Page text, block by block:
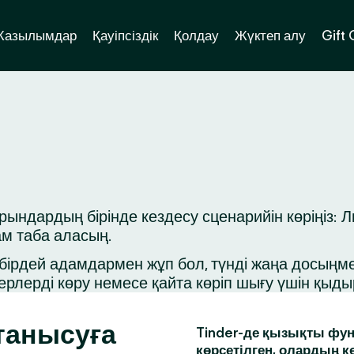
Қауіпсіздік Қолдау Жүктеп алу Gift
бірінде кездесу сценарийін көріңіз:
таба аласың.
адамдармен жұп бол, түнді жаңа досыңмен
көру немесе қайта көріп шығу үшін
Tinder-де қызықты
көрсетілген, олардың